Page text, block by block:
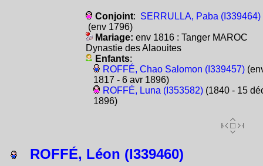
Conjoint: SERRULLA, Paba (I339464)
(env 1796)
Mariage: env 1816 : Tanger MAROC
Dynastie des Alaouites
Enfants:
ROFFÉ, Chao Salomon (I339457)
1817 - 6 avr 1896)
ROFFÉ, Luna (I353582)(1840 - 15
1896)
ROFFÉ, Léon (I339460)